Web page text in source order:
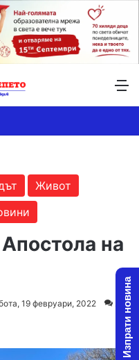
Живот
на
19 февруари, 2022 Изпрати новина